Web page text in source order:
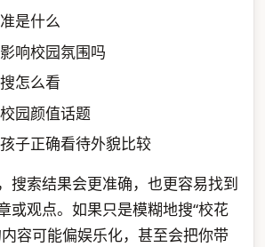
是什么
响校园氛围吗
怎么看
园颜值话题
子正确看待外貌比较
搜索结果会更准确，也更容易找到
或观点。如果只是模糊地搜“校花
容可能偏娱乐化，甚至会把你带